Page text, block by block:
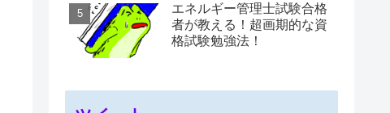
エネルギー管理士試験合格
者が教える！超画期的な資
格試験勉強法！